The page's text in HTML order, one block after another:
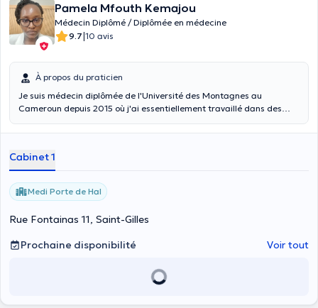
Pamela Mfouth Kemajou
Médecin Diplômé / Diplômée en médecine
9.7|10 avis
À propos du praticien
Je suis médecin diplômée de l'Université des Montagnes au
Cameroun depuis 2015 où j'ai essentiellement travaillé dans des
suis médecin de santé publique diplômée de l'Université Libre de
COVID long depuis 2022 et fais partie du réseau Long COVID
Belgium. J'exerce mon métier avec passion et détermination, en
axant ma pratique sur une médecine centrée sur la personne. Je
consulte également les enfants âgés de moins de 12 ans.
Cabinet 1
Medi Porte de Hal
Rue Fontainas 11, Saint-Gilles
Prochaine disponibilité
Voir tout